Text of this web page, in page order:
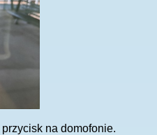
na domofonie.